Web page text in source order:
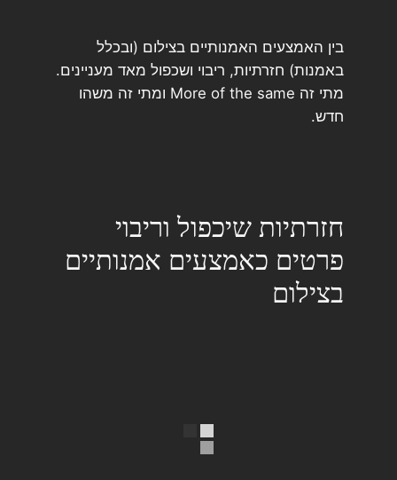
בין האמצעים האמנותיים בצילום (ובכלל
באמנות) חזרתיות, ריבוי ושכפול מאד מעניינים.
מתי זה More of the same ומתי זה משהו
חדש.
חזרתיות שיכפול וריבוי
פרטים כאמצעים אמנותיים
בצילום